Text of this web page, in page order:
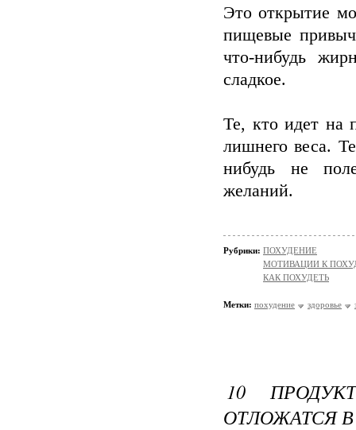
Это открытие
пищевые
что-нибудь
сладкое.
Те, кто идет на
лишнего веса.
нибудь не
желаний.
Рубрики: ПОХУДЕНИЕ
МОТИВАЦИИ К
КАК ПОХУДЕТЬ
Метки: похудение здоровье
10
ОТЛОЖАТСЯ